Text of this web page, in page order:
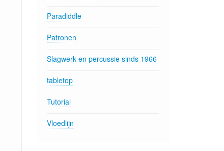
Paradiddle
Patronen
Slagwerk en percussie sinds 1966
tabletop
Tutorial
Vloedlijn